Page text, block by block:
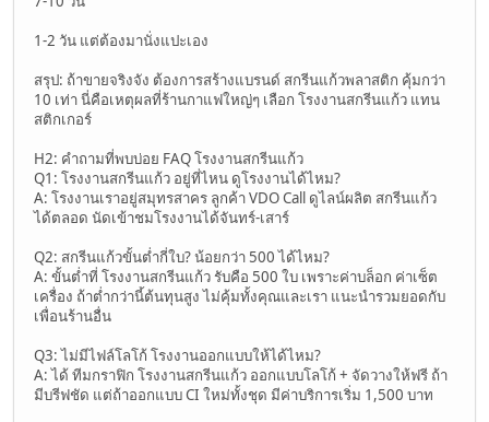
1-2 วัน แต่ต้องมานั่งแปะเอง
สรุป: ถ้าขายจริงจัง ต้องการสร้างแบรนด์ สกรีนแก้วพลาสติก คุ้มกว่า
10 เท่า นี่คือเหตุผลที่ร้านกาแฟใหญ่ๆ เลือก โรงงานสกรีนแก้ว แทน
สติกเกอร์
H2: คำถามที่พบบ่อย FAQ โรงงานสกรีนแก้ว
Q1: โรงงานสกรีนแก้ว อยู่ที่ไหน ดูโรงงานได้ไหม?
A: โรงงานเราอยู่สมุทรสาคร ลูกค้า VDO Call ดูไลน์ผลิต สกรีนแก้ว
ได้ตลอด นัดเข้าชมโรงงานได้จันทร์-เสาร์
Q2: สกรีนแก้วขั้นต่ำกี่ใบ? น้อยกว่า 500 ได้ไหม?
A: ขั้นต่ำที่ โรงงานสกรีนแก้ว รับคือ 500 ใบ เพราะค่าบล็อก ค่าเซ็ต
เครื่อง ถ้าต่ำกว่านี้ต้นทุนสูง ไม่คุ้มทั้งคุณและเรา แนะนำรวมยอดกับ
เพื่อนร้านอื่น
Q3: ไม่มีไฟล์โลโก้ โรงงานออกแบบให้ได้ไหม?
A: ได้ ทีมกราฟิก โรงงานสกรีนแก้ว ออกแบบโลโก้ + จัดวางให้ฟรี ถ้า
มีบรีฟชัด แต่ถ้าออกแบบ CI ใหม่ทั้งชุด มีค่าบริการเริ่ม 1,500 บาท